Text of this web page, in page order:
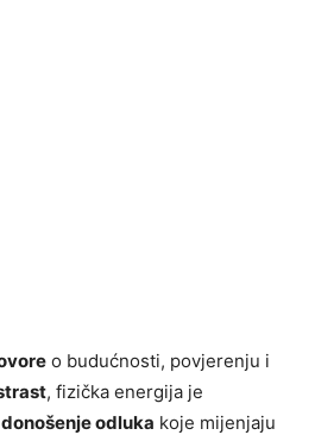
o budućnosti, povjerenju i
, fizička energija je
odluka koje mijenjaju